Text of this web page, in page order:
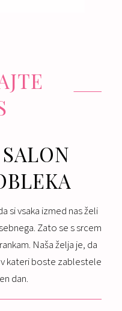
si vsaka izmed nas želi
Zato se s srcem
Naša želja je, da
kateri boste zablestele
dan.